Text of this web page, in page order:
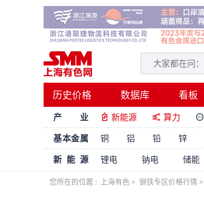
历史价格 数据库 看板
产 业  新能源  算力 
基本金属
铜 铝 铅 锌
新能源
锂电 钠电 储能
您所在的位置 : 上海有色> 钢铁专区价格行情>